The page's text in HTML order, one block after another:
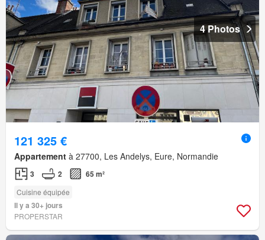
4 Photos
121 325 €
Appartement à 27700, Les Andelys, Eure, Normandie
3 2 65 m²
Cuisine équipée
Il y a 30+ jours
PROPERSTAR